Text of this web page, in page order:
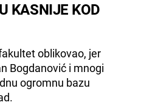
KASNIJE KOD
oblikovao, jer
Bogdanović i mnogi
ogromnu bazu